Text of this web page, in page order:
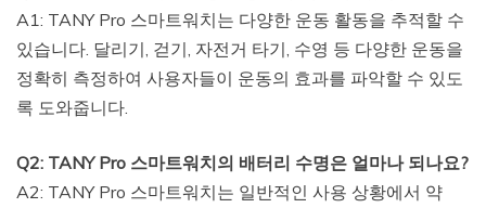
A1: TANY Pro 스마트워치는 다양한 운동 활동을 추적할 수
있습니다. 달리기, 걷기, 자전거 타기, 수영 등 다양한 운동을
정확히 측정하여 사용자들이 운동의 효과를 파악할 수 있도
록 도와줍니다.
Q2: TANY Pro 스마트워치의 배터리 수명은 얼마나 되나요?
A2: TANY Pro 스마트워치는 일반적인 사용 상황에서 약